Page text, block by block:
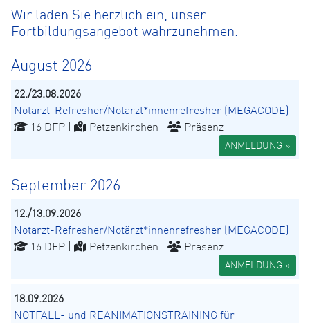
Wir laden Sie herzlich ein, unser
Fortbildungsangebot wahrzunehmen.
August 2026
22./23.08.2026
Notarzt-Refresher/Notärzt*innenrefresher (MEGACODE)
16 DFP |
Petzenkirchen | Präsenz
ANMELDUNG »
September 2026
12./13.09.2026
Notarzt-Refresher/Notärzt*innenrefresher (MEGACODE)
16 DFP |
Petzenkirchen | Präsenz
ANMELDUNG »
18.09.2026
NOTFALL- und REANIMATIONSTRAINING für